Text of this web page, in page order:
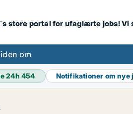
store portal for ufaglærte jobs!
om
24h454 Notifikationer om nye